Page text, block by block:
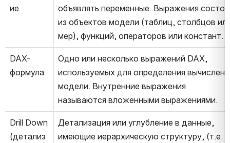
ие
объявлять переменные. Выражения
из объектов модели (таблиц, столбцов
мер), функций, операторов или констант.
DAX-
формула
Одно или несколько выражений DAX,
используемых для определения
модели. Внутренние выражения
называются вложенными выражениями.
Drill Down
(детализ
Детализация или углубление в данные,
имеющие иерархическую структуру, (т.е.